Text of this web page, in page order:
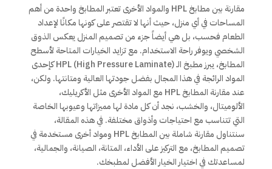
مقارنة بين مطابخ HPL والمواد الأخرى تعتبر المطابخ واحدة من أهم
المساحات في أي منزل، حيث أنها لا تقتصر على كونها مكانًا لإعداد
الطعام فحسب، بل هي أيضاً جزء من تصميم المنزل يعكس الذوق
الشخصي ويوفر راحة الاستخدام. مع تزايد الخيارات المتاحة لأسطح
المطابخ، يبرز مطبخ الـ HPL (High Pressure Laminate) كإحدى
المواد الرائجة في هذا المجال بفضل جودتها العالية ومتانتها. ولكن،
عند مقارنة المطابخ HPL مع المواد الأخرى مثل الأكريليك،
الألوميتال، والخشب، نجد أن كل مادة لها مميزاتها وعيوبها الخاصة
التي تتناسب مع احتياجات وأذواق مختلفة. في هذه المقالة،
سنتناول مقارنة شاملة بين المطابخ HPL ومواد أخرى مستخدمة في
تصميم المطابخ، مع التركيز على الأداء، المتانة، الصيانة، والجمالية،
لمساعدتك في اختيار الخيار الأفضل لمطبخك.